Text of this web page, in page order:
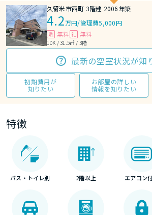
久留米市西町 3階建 2006年築
4.2万円/管理費5,000円
敷 無料 礼 無料
1DK / 31.5㎡ / 3階
最新の空室状況が知
初期費用が
知りたい
お部屋の詳しい
情報を知りたい
特徴
バス・トイレ別 2階以上 エアコン